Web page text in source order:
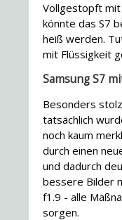
Vollgestopft mit
könnte das S7
heiß werden.
mit Flüssigkeit
Samsung S7
Besonders
tatsächlich
noch kaum
durch einen
und dadurch
bessere Bilder
f1.9 - alle
sorgen.